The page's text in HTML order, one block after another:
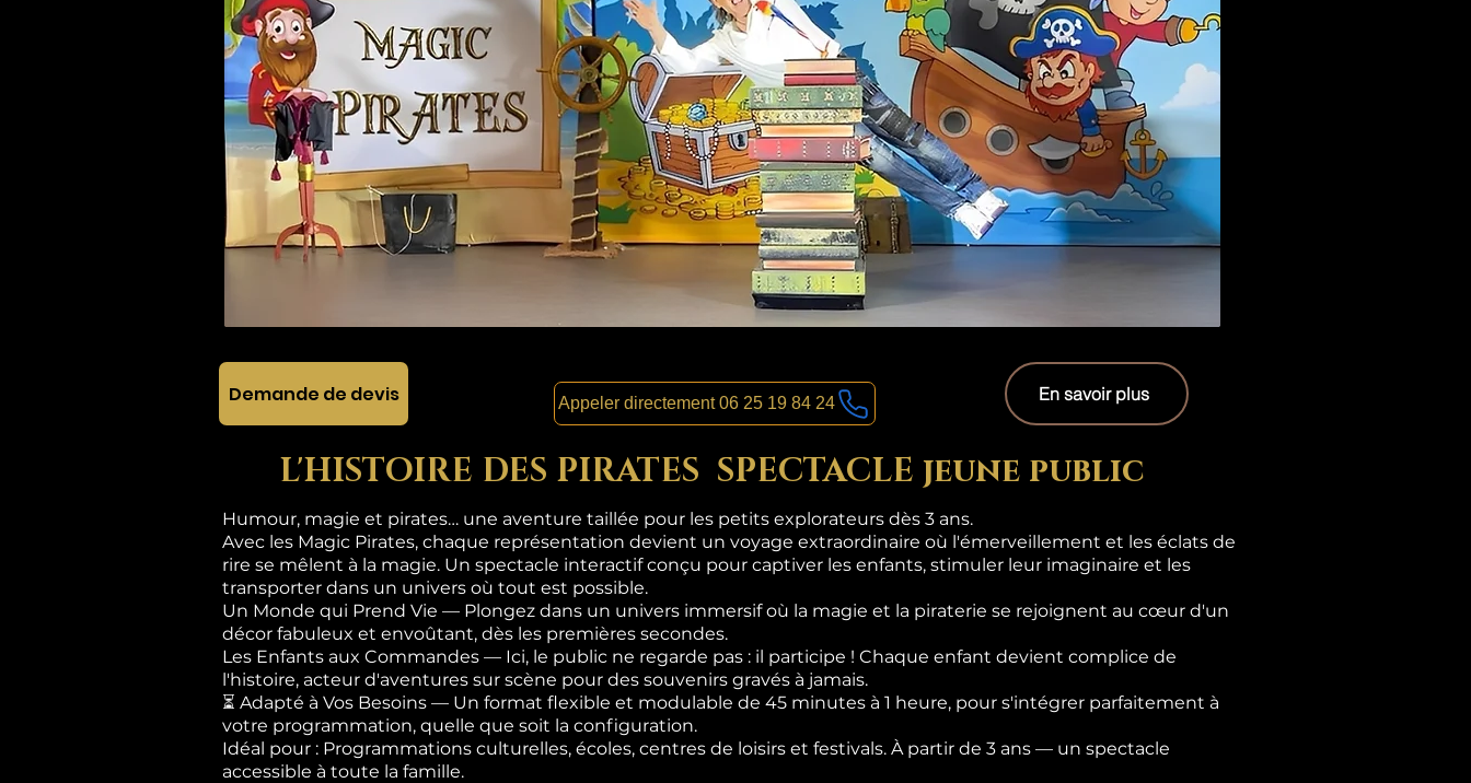
Demande de devis Appeler directement 06 25 19 84 24 En savoir plus
L'HISTOIRE DES PIRATES SPECTACLE jeune public
Humour, magie et pirates… une aventure taillée pour les petits explorateurs dès 3 ans.
Avec les Magic Pirates, chaque représentation devient un voyage extraordinaire où l'émerveillement et les éclats de
rire se mêlent à la magie. Un spectacle interactif conçu pour captiver les enfants, stimuler leur imaginaire et les
transporter dans un univers où tout est possible.
Un Monde qui Prend Vie — Plongez dans un univers immersif où la magie et la piraterie se rejoignent au cœur d'un
décor fabuleux et envoûtant, dès les premières secondes.
Les Enfants aux Commandes — Ici, le public ne regarde pas : il participe ! Chaque enfant devient complice de
l'histoire, acteur d'aventures sur scène pour des souvenirs gravés à jamais.
⏳ Adapté à Vos Besoins — Un format flexible et modulable de 45 minutes à 1 heure, pour s'intégrer parfaitement à
votre programmation, quelle que soit la configuration.
Idéal pour : Programmations culturelles, écoles, centres de loisirs et festivals. À partir de 3 ans — un spectacle
accessible à toute la famille.